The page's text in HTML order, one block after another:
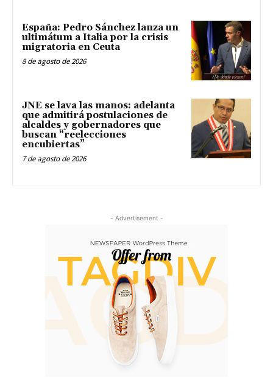
España: Pedro Sánchez lanza un
ultimátum a Italia por la crisis
migratoria en Ceuta
8 de agosto de 2026
JNE se lava las manos: adelanta
que admitirá postulaciones de
alcaldes y gobernadores que
buscan “reelecciones
encubiertas”
7 de agosto de 2026
- Advertisement -